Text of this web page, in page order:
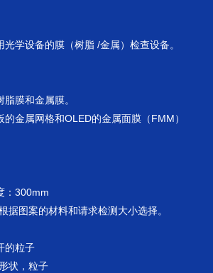
光学设备的膜（树脂 /金属）检查设备。
膜和金属膜。
的金属网格和OLED的金属面膜（FMM）
：300mm
据图案的材料和请求检测大小选择。
的粒子
状，粒子